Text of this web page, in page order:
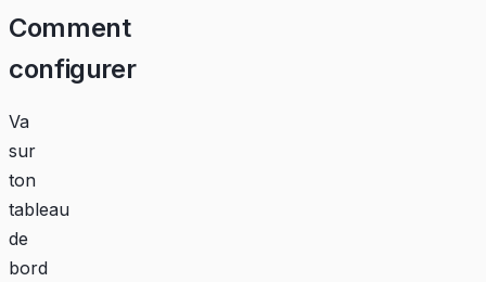
Comment
configurer
Va
sur
ton
tableau
de
bord